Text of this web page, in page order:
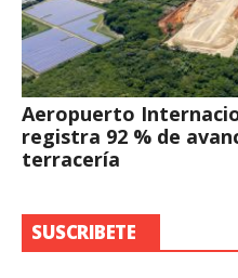
Aeropuerto
registra 92 % de
terracería
SUSCRIBETE